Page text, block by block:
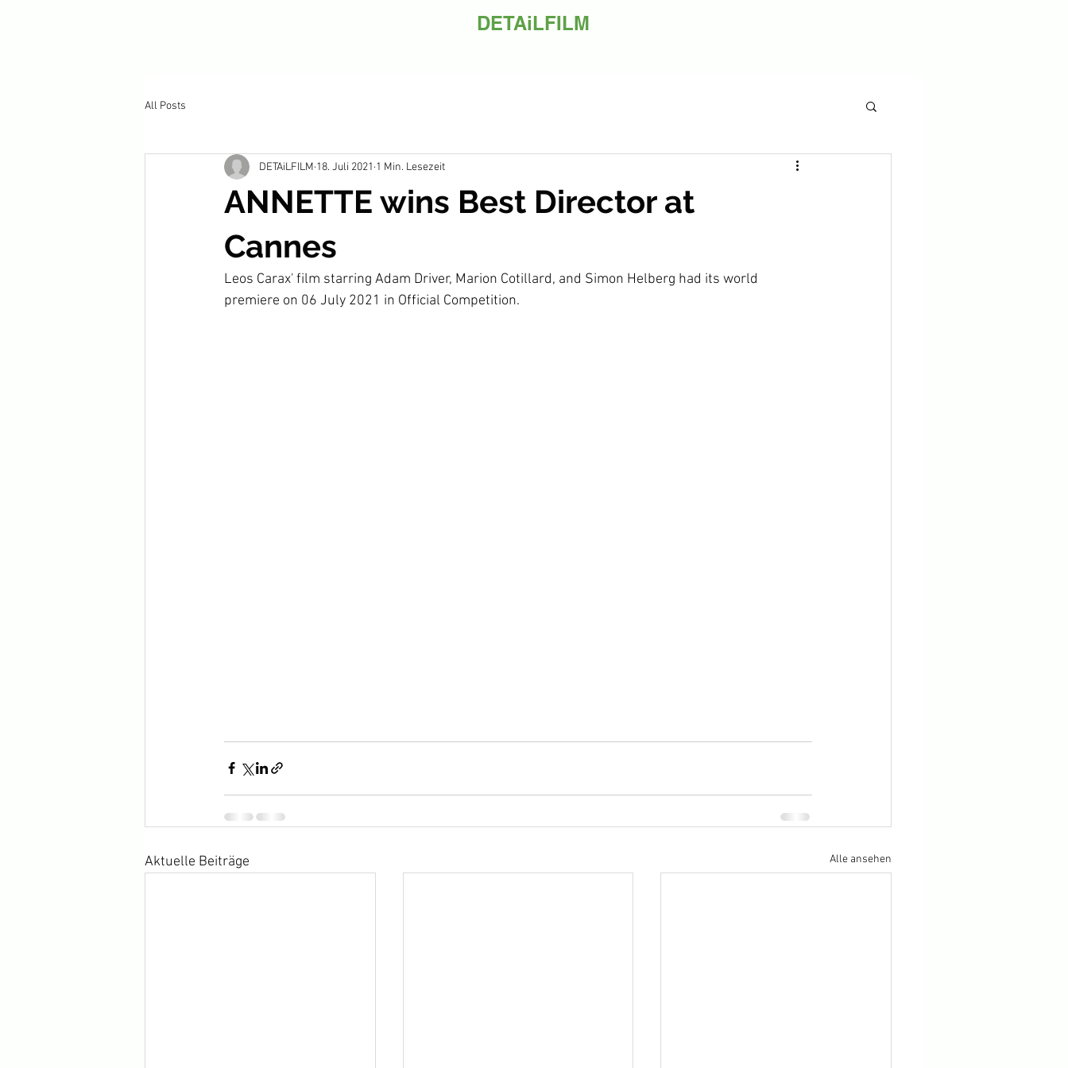
DETAiLFILM
All Posts
ANNETTE wins Best Director at
Cannes
DETAiLFILM 18. Juli 2021 1 Min. Lesezeit
Leos Carax' film starring Adam Driver, Marion Cotillard, and Simon Helberg had its world
premiere on 06 July 2021 in Official Competition.
Aktuelle Beiträge Alle ansehen